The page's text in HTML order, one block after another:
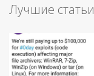
Лучшие статьи